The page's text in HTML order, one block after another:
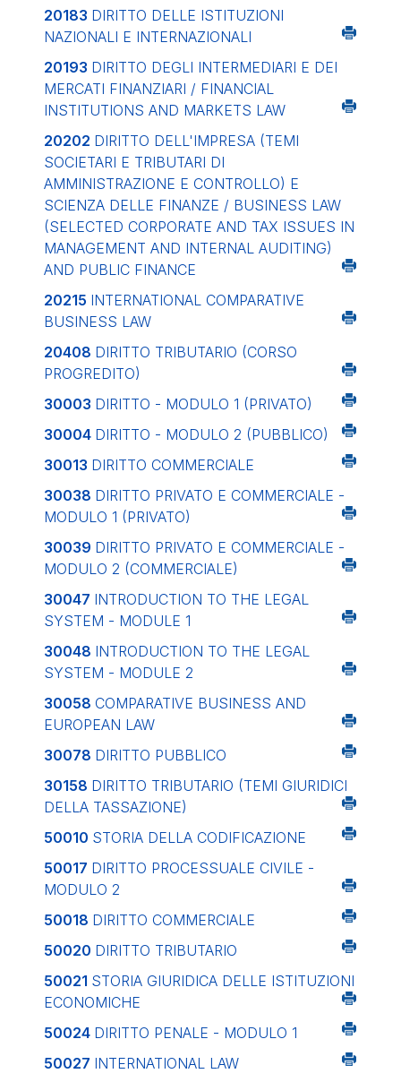
20183 DIRITTO DELLE ISTITUZIONI
NAZIONALI E INTERNAZIONALI
20193 DIRITTO DEGLI INTERMEDIARI E DEI
MERCATI FINANZIARI / FINANCIAL
INSTITUTIONS AND MARKETS LAW
20202 DIRITTO DELL'IMPRESA (TEMI
SOCIETARI E TRIBUTARI DI
AMMINISTRAZIONE E CONTROLLO) E
SCIENZA DELLE FINANZE / BUSINESS LAW
(SELECTED CORPORATE AND TAX ISSUES IN
MANAGEMENT AND INTERNAL AUDITING)
AND PUBLIC FINANCE
20215 INTERNATIONAL COMPARATIVE
BUSINESS LAW
20408 DIRITTO TRIBUTARIO (CORSO
PROGREDITO)
30003 DIRITTO - MODULO 1 (PRIVATO)
30004 DIRITTO - MODULO 2 (PUBBLICO)
30013 DIRITTO COMMERCIALE
30038 DIRITTO PRIVATO E COMMERCIALE -
MODULO 1 (PRIVATO)
30039 DIRITTO PRIVATO E COMMERCIALE -
MODULO 2 (COMMERCIALE)
30047 INTRODUCTION TO THE LEGAL
SYSTEM - MODULE 1
30048 INTRODUCTION TO THE LEGAL
SYSTEM - MODULE 2
30058 COMPARATIVE BUSINESS AND
EUROPEAN LAW
30078 DIRITTO PUBBLICO
30158 DIRITTO TRIBUTARIO (TEMI GIURIDICI
DELLA TASSAZIONE)
50010 STORIA DELLA CODIFICAZIONE
50017 DIRITTO PROCESSUALE CIVILE -
MODULO 2
50018 DIRITTO COMMERCIALE
50020 DIRITTO TRIBUTARIO
50021 STORIA GIURIDICA DELLE ISTITUZIONI
ECONOMICHE
50024 DIRITTO PENALE - MODULO 1
50027 INTERNATIONAL LAW